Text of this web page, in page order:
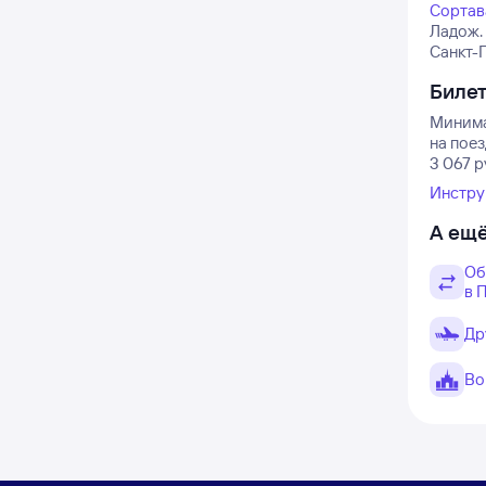
Ладож.
Санкт-
на
3 067
А
в